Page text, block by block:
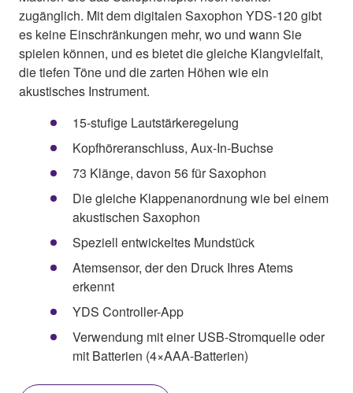
zugänglich. Mit dem digitalen Saxophon YDS-120 gibt
es keine Einschränkungen mehr, wo und wann Sie
spielen können, und es bietet die gleiche Klangvielfalt,
die tiefen Töne und die zarten Höhen wie ein
akustisches Instrument.
15-stufige Lautstärkeregelung
Kopfhöreranschluss, Aux-In-Buchse
73 Klänge, davon 56 für Saxophon
Die gleiche Klappenanordnung wie bei einem
akustischen Saxophon
Speziell entwickeltes Mundstück
Atemsensor, der den Druck Ihres Atems
erkennt
YDS Controller-App
Verwendung mit einer USB-Stromquelle oder
mit Batterien (4×AAA-Batterien)